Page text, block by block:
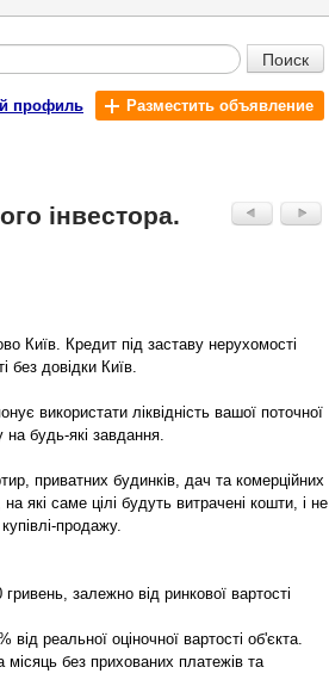
Поиск
профиль Разместить объявление
інвестора.
Київ. Кредит під заставу нерухомості
без довідки Київ.
використати ліквідність вашої поточної
на будь-які завдання.
приватних будинків, дач та комерційних
які саме цілі будуть витрачені кошти, і не
продажу.
залежно від ринкової вартості
реальної оціночної вартості об'єкта.
без прихованих платежів та